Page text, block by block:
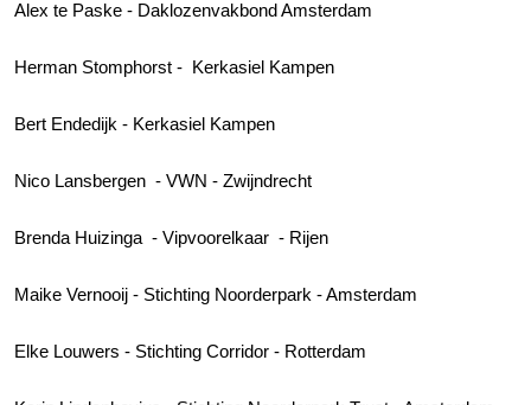
Alex te Paske - Daklozenvakbond Amsterdam
Herman Stomphorst - Kerkasiel Kampen
Bert Endedijk - Kerkasiel Kampen
Nico Lansbergen - VWN - Zwijndrecht
Brenda Huizinga - Vipvoorelkaar - Rijen
Maike Vernooij - Stichting Noorderpark - Amsterdam
Elke Louwers - Stichting Corridor - Rotterdam